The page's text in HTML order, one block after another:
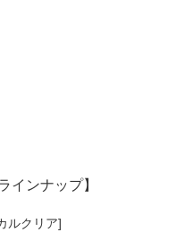
インナップ】
ルクリア]